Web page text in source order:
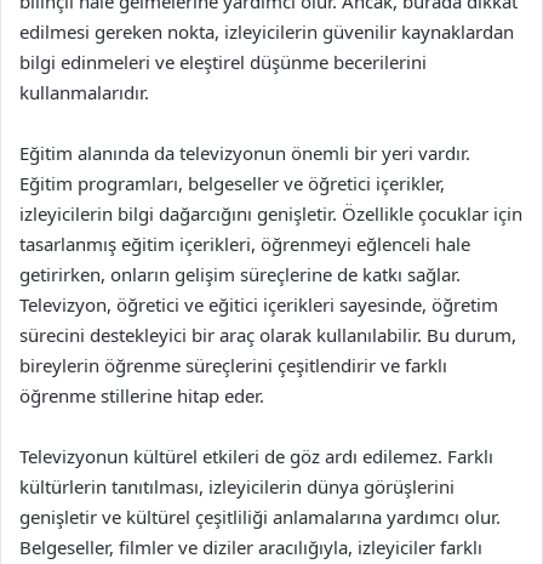
edilmesi gereken nokta, izleyicilerin güvenilir kaynaklardan
bilgi edinmeleri ve eleştirel düşünme becerilerini
kullanmalarıdır.
Eğitim alanında da televizyonun önemli bir yeri vardır.
Eğitim programları, belgeseller ve öğretici içerikler,
izleyicilerin bilgi dağarcığını genişletir. Özellikle çocuklar için
tasarlanmış eğitim içerikleri, öğrenmeyi eğlenceli hale
getirirken, onların gelişim süreçlerine de katkı sağlar.
Televizyon, öğretici ve eğitici içerikleri sayesinde, öğretim
sürecini destekleyici bir araç olarak kullanılabilir. Bu durum,
bireylerin öğrenme süreçlerini çeşitlendirir ve farklı
öğrenme stillerine hitap eder.
Televizyonun kültürel etkileri de göz ardı edilemez. Farklı
kültürlerin tanıtılması, izleyicilerin dünya görüşlerini
genişletir ve kültürel çeşitliliği anlamalarına yardımcı olur.
Belgeseller, filmler ve diziler aracılığıyla, izleyiciler farklı